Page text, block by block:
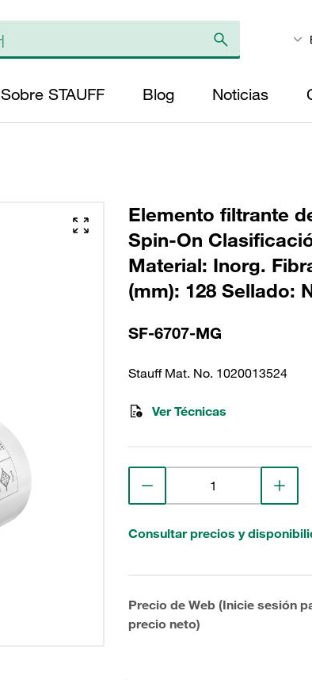
Sobre STAUFF Blog Noticias
Elemento filtrante
Spin-On
Material: Inorg.
(mm): 128 Sellado:
SF-6707-MG
Stauff Mat. No. 1020013524
Ver Técnicas
Consultar precios y
Precio de Web (Inicie sesión
precio neto)